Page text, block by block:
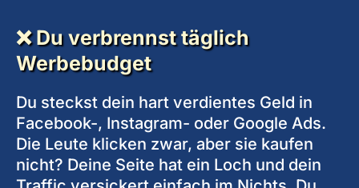
❌ Du verbrennst täglich
Werbebudget
Du steckst dein hart verdientes Geld in
Facebook-, Instagram- oder Google Ads.
Die Leute klicken zwar, aber sie kaufen
nicht? Deine Seite hat ein Loch und dein